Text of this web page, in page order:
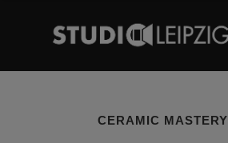
CERAMIC MASTERY